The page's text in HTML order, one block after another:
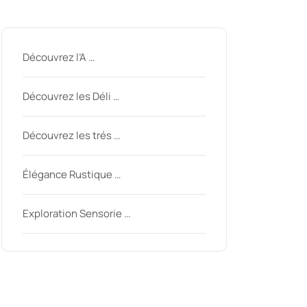
Découvrez l’A …
Découvrez les Déli …
Découvrez les trés …
Élégance Rustique …
Exploration Sensorie …